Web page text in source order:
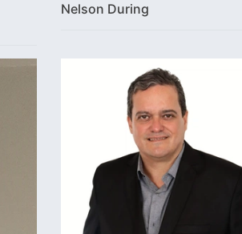
Nelson During